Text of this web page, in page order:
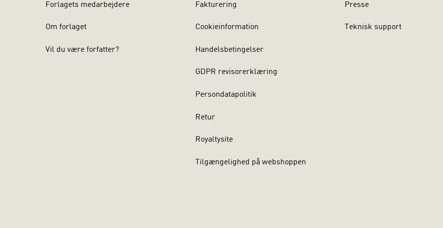
Forlagets medarbejdere
Om forlaget
Vil du være forfatter?
Fakturering
Cookieinformation
Handelsbetingelser
GDPR revisorerklæring
Persondatapolitik
Retur
Royaltysite
Tilgængelighed på webshoppen
Presse
Teknisk support